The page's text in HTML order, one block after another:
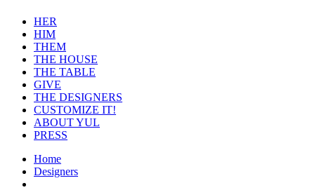
HER
HIM
THEM
THE HOUSE
THE TABLE
GIVE
THE DESIGNERS
CUSTOMIZE IT!
ABOUT YUL
PRESS
Home
Designers